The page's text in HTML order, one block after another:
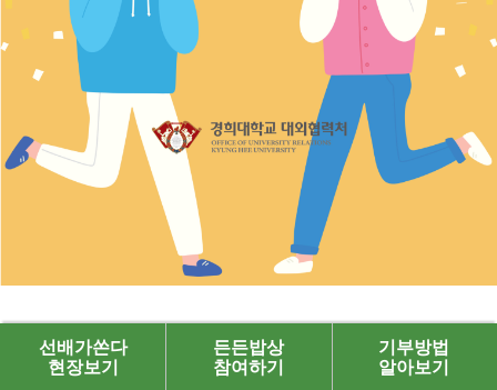
선배가쏜다
현장보기
든든밥상
참여하기
기부방법
알아보기